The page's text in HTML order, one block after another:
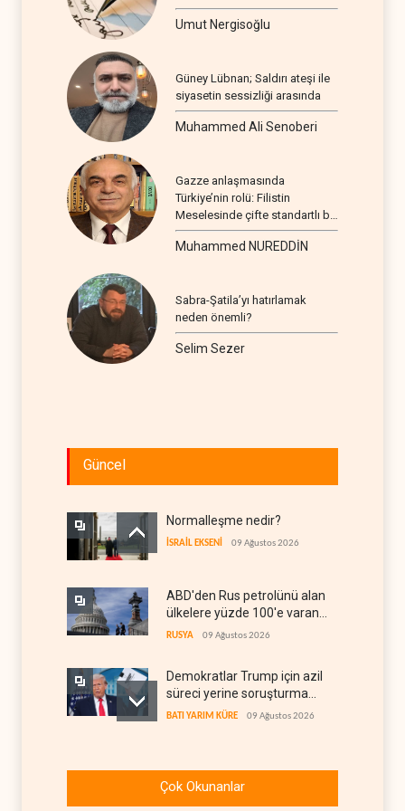
Umut Nergisoğlu
Güney Lübnan; Saldırı ateşi ile
siyasetin sessizliği arasında
Muhammed Ali Senoberi
Gazze anlaşmasında
Türkiye’nin rolü: Filistin
Meselesinde çifte standartlı bir
seyir
Muhammed NUREDDİN
Sabra-Şatila’yı hatırlamak
neden önemli?
Selim Sezer
Güncel
Normalleşme nedir?
İSRAİL EKSENİ 09 Ağustos 2026
ABD'den Rus petrolünü alan
ülkelere yüzde 100'e varan
gümrük vergisi
RUSYA 09 Ağustos 2026
Demokratlar Trump için azil
süreci yerine soruşturma
hazırlıyor
BATI YARIM KÜRE 09 Ağustos 2026
Afrika'daki petrol
üreticilerine yaradı
Çok Okunanlar